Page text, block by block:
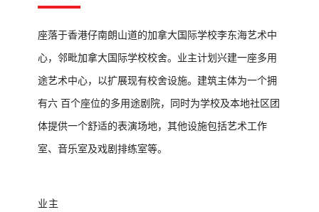
座落于香港仔南朗山道的加拿大国际学校李东海艺术中
心，邻毗加拿大国际学校校舍。业主计划兴建一座多用
途艺术中心，以扩展现有校舍设施。建筑主体为一个拥
有六 百个座位的多用途剧院，同时为学校及本地社区团
体提供一个舒适的表演场地，其他设施包括艺术工作
室、音乐室及戏剧排练室等。
业主